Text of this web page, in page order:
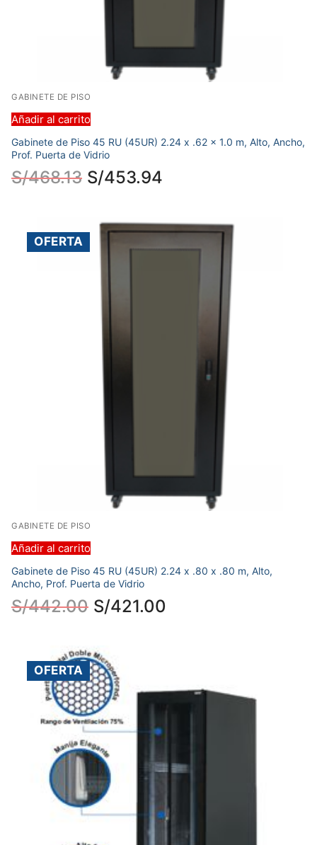
GABINETE DE PISO
Añadir al carrito
Gabinete de Piso 45 RU (45UR) 2.24 x .62 x 1.0 m, Alto, Ancho,
Prof. Puerta de Vidrio
S/468.13 S/453.94
OFERTA
GABINETE DE PISO
Añadir al carrito
Gabinete de Piso 45 RU (45UR) 2.24 x .80 x .80 m, Alto,
Ancho, Prof. Puerta de Vidrio
S/442.00 S/421.00
OFERTA